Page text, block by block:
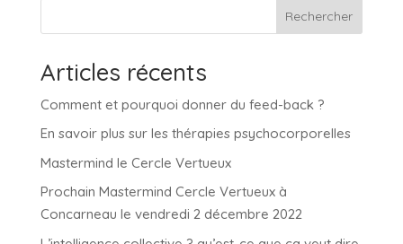
Rechercher
Articles récents
Comment et pourquoi donner du feed-back ?
En savoir plus sur les thérapies psychocorporelles
Mastermind le Cercle Vertueux
Prochain Mastermind Cercle Vertueux à
Concarneau le vendredi 2 décembre 2022